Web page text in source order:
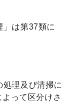
」は第37類に
理及び清掃に
って区分けさ